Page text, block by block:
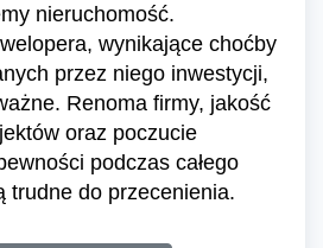
nieruchomość.
wynikające choćby
przez niego inwestycji,
Renoma firmy, jakość
oraz poczucie
podczas całego
trudne do przecenienia.